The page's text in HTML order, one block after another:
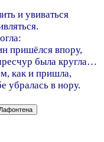
и увиваться
пришёлся впору,
была кругла…
как и пришла,
убралась в нору.